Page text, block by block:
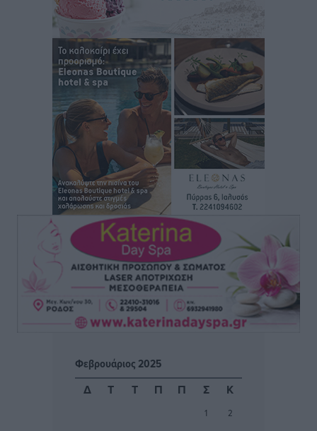
Τα φοιτητικά ενοίκια «τινάζουν στον αέρα» τους
οικογενειακούς προϋπολογισμούς
Ειδήσεις• πριν 6 ώρες
Δύο νέοι ξενώνες παραδόθηκαν στις Ένοπλες
Δυνάμεις στη νήσο Ρω
Τοπικές Ειδήσεις• πριν 7 ώρες
Συνεχίζεται η έξοδος του Αυγούστου – Πάνω από
34.000 αναχωρούν σήμερα μόνο από τον Πειραιά
Ειδήσεις• πριν 7 ώρες
Μόνιμες θέσεις στους παιδικούς σταθμούς: Οι
προϋποθέσεις, η 24μηνη εμπειρία και οι προθεσμίες
για τους δήμους
Τοπικές Ειδήσεις• πριν 7 ώρες
Δεύτερη πηγή εισοδήματος για τους επαγγελματίες
ψαράδες ο αλιευτικός τουρισμός
Μαρία Εκμεκτσίογλου: Η πίστη μου είναι το
Φεβρουάριος 2025
Δ
Τ Τ Π Π Σ Κ
1
2